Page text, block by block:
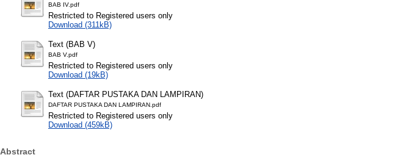
BAB IV.pdf
Restricted to Registered users only
Download (311kB)
Text (BAB V)
BAB V.pdf
Restricted to Registered users only
Download (19kB)
Text (DAFTAR PUSTAKA DAN LAMPIRAN)
DAFTAR PUSTAKA DAN LAMPIRAN.pdf
Restricted to Registered users only
Download (459kB)
Abstract